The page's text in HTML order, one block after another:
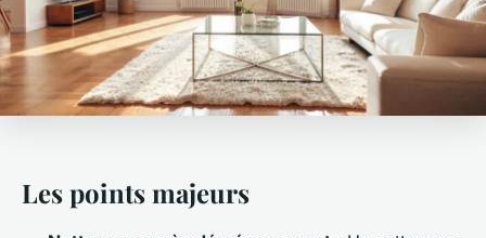
Les points majeurs